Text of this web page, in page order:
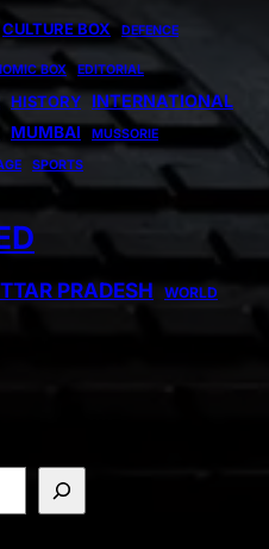
CULTURE BOX DEFENCE
BOX EDITORIAL
HISTORY INTERNATIONAL
MUMBAI MUSSORIE
SPORTS
PRADESH WORLD